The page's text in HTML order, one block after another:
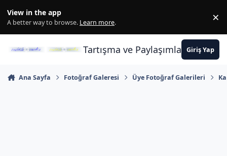
View in the app
A better way to browse. Learn more. ×
Tartışma ve PaylaşımlarınGiriş Yap
Ana Sayfa Fotoğraf Galeresi Üye Fotoğraf Galerileri